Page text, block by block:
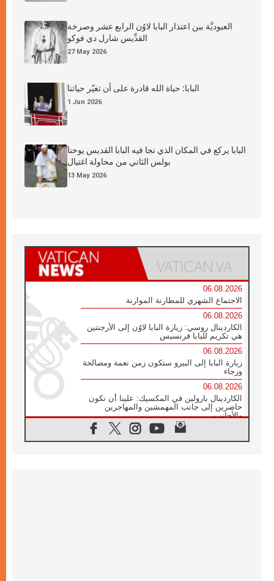
العبوديَّة بين اعتذار البابا لاوُن الرابع عشر وصرخة
القدِّيس شارل دي فوكو
27 May 2026
البابا: حياة الله قادرة على أن تغيّر حياتنا
1 Jun 2026
البابا يركع في المكان الذي نجا فيه البابا القديس يوحنا
بولس الثاني من محاولة اغتيال
13 May 2026
06.08.2026
الاجتماع الشهري للمطارنة الموارنة
06.08.2026
الكاردينال روسي: زيارة البابا لاوُن إلى الأرجنتين
هي تكريم للبابا فرنسيس
06.08.2026
زيارة البابا إلى البيرو ستكون زمن نعمة ومصالحة
ورجاء
06.08.2026
الكاردينال بارولين في المكسيك: علينا أن نكون
حاضرين إلى جانب المهمشين والمهاجرين
والأجانب
البابا لاوُن الرابع عشر للشباب في أسيزي: